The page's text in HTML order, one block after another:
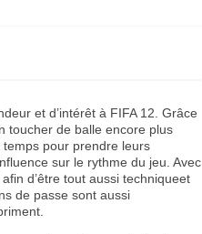
et d’intérêt à FIFA 12. Grâce
toucher de balle encore plus
pour prendre leurs
sur le rythme du jeu. Avec
d’être tout aussi techniqueet
de passe sont aussi